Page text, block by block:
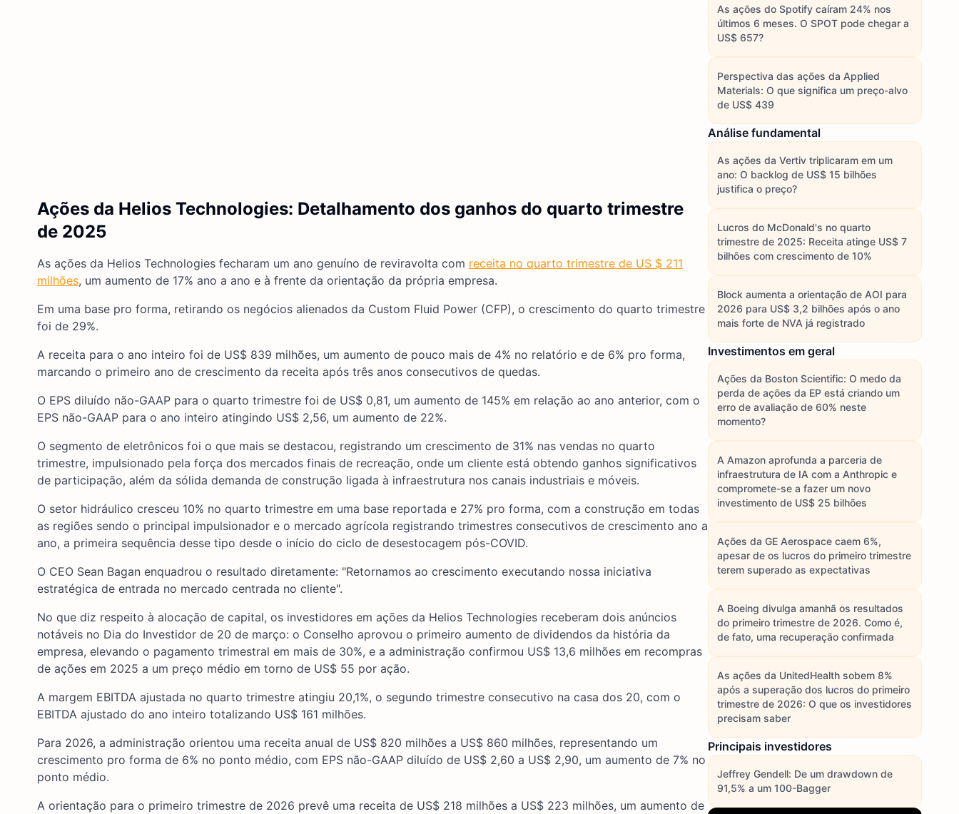
Ações da Helios Technologies: Detalhamento dos ganhos do quarto trimestre
de 2025
As ações da Helios Technologies fecharam um ano genuíno de reviravolta com receita no quarto trimestre de US $ 211
milhões, um aumento de 17% ano a ano e à frente da orientação da própria empresa.
Em uma base pro forma, retirando os negócios alienados da Custom Fluid Power (CFP), o crescimento do quarto trimestre
foi de 29%.
A receita para o ano inteiro foi de US$ 839 milhões, um aumento de pouco mais de 4% no relatório e de 6% pro forma,
marcando o primeiro ano de crescimento da receita após três anos consecutivos de quedas.
O EPS diluído não-GAAP para o quarto trimestre foi de US$ 0,81, um aumento de 145% em relação ao ano anterior, com o
EPS não-GAAP para o ano inteiro atingindo US$ 2,56, um aumento de 22%.
O segmento de eletrônicos foi o que mais se destacou, registrando um crescimento de 31% nas vendas no quarto
trimestre, impulsionado pela força dos mercados finais de recreação, onde um cliente está obtendo ganhos significativos
de participação, além da sólida demanda de construção ligada à infraestrutura nos canais industriais e móveis.
O setor hidráulico cresceu 10% no quarto trimestre em uma base reportada e 27% pro forma, com a construção em todas
as regiões sendo o principal impulsionador e o mercado agrícola registrando trimestres consecutivos de crescimento ano a
ano, a primeira sequência desse tipo desde o início do ciclo de desestocagem pós-COVID.
O CEO Sean Bagan enquadrou o resultado diretamente: "Retornamos ao crescimento executando nossa iniciativa
estratégica de entrada no mercado centrada no cliente".
No que diz respeito à alocação de capital, os investidores em ações da Helios Technologies receberam dois anúncios
notáveis no Dia do Investidor de 20 de março: o Conselho aprovou o primeiro aumento de dividendos da história da
empresa, elevando o pagamento trimestral em mais de 30%, e a administração confirmou US$ 13,6 milhões em recompras
de ações em 2025 a um preço médio em torno de US$ 55 por ação.
A margem EBITDA ajustada no quarto trimestre atingiu 20,1%, o segundo trimestre consecutivo na casa dos 20, com o
EBITDA ajustado do ano inteiro totalizando US$ 161 milhões.
Para 2026, a administração orientou uma receita anual de US$ 820 milhões a US$ 860 milhões, representando um
crescimento pro forma de 6% no ponto médio, com EPS não-GAAP diluído de US$ 2,60 a US$ 2,90, um aumento de 7% no
ponto médio.
A orientação para o primeiro trimestre de 2026 prevê uma receita de US$ 218 milhões a US$ 223 milhões, um aumento de
As ações do Spotify caíram 24% nos
últimos 6 meses. O SPOT pode chegar a
US$ 657?
Perspectiva das ações da Applied
Materials: O que significa um preço-alvo
de US$ 439
Análise fundamental
As ações da Vertiv triplicaram em um
ano: O backlog de US$ 15 bilhões
justifica o preço?
Lucros do McDonald's no quarto
trimestre de 2025: Receita atinge US$ 7
bilhões com crescimento de 10%
Block aumenta a orientação de AOI para
2026 para US$ 3,2 bilhões após o ano
mais forte de NVA já registrado
Investimentos em geral
Ações da Boston Scientific: O medo da
perda de ações da EP está criando um
erro de avaliação de 60% neste
momento?
A Amazon aprofunda a parceria de
infraestrutura de IA com a Anthropic e
compromete-se a fazer um novo
investimento de US$ 25 bilhões
Ações da GE Aerospace caem 6%,
apesar de os lucros do primeiro trimestre
terem superado as expectativas
A Boeing divulga amanhã os resultados
do primeiro trimestre de 2026. Como é,
de fato, uma recuperação confirmada
As ações da UnitedHealth sobem 8%
após a superação dos lucros do primeiro
trimestre de 2026: O que os investidores
precisam saber
Principais investidores
Jeffrey Gendell: De um drawdown de
91,5% a um 100-Bagger